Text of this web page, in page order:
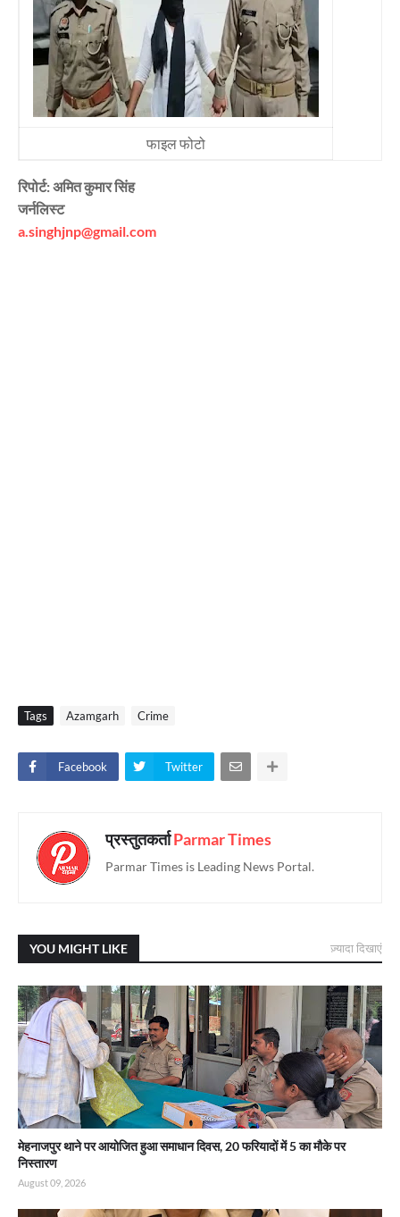
फाइल फोटो
रिपोर्ट: अमित कुमार सिंह
जर्नलिस्ट
a.singhjnp@gmail.com
Tags Azamgarh Crime
Facebook Twitter
प्रस्तुतकर्ताParmar Times
Parmar Times is Leading News Portal.
YOU MIGHT LIKE ज़्यादा दिखाएं
मेहनाजपुर थाने पर आयोजित हुआ समाधान दिवस, 20 फरियादों में 5 का मौके पर
निस्तारण
August 09, 2026